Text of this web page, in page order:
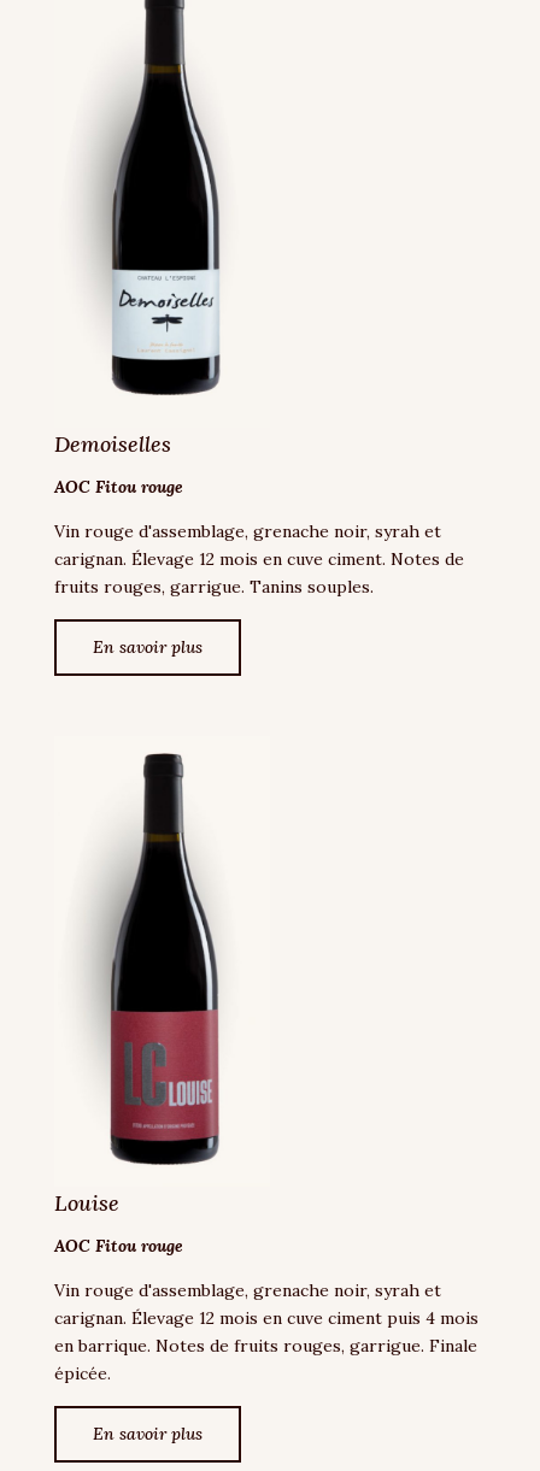
Demoiselles
AOC Fitou rouge
Vin rouge d'assemblage, grenache noir, syrah et
carignan. Élevage 12 mois en cuve ciment. Notes de
fruits rouges, garrigue. Tanins souples.
En savoir plus
Louise
AOC Fitou rouge
Vin rouge d'assemblage, grenache noir, syrah et
carignan. Élevage 12 mois en cuve ciment puis 4 mois
en barrique. Notes de fruits rouges, garrigue. Finale
épicée.
En savoir plus